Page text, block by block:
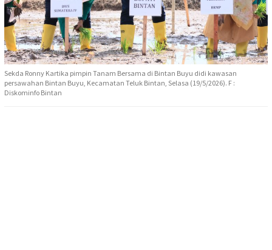
Sekda Ronny Kartika pimpin Tanam Bersama di Bintan Buyu didi kawasan
persawahan Bintan Buyu, Kecamatan Teluk Bintan, Selasa (19/5/2026). F :
Diskominfo Bintan